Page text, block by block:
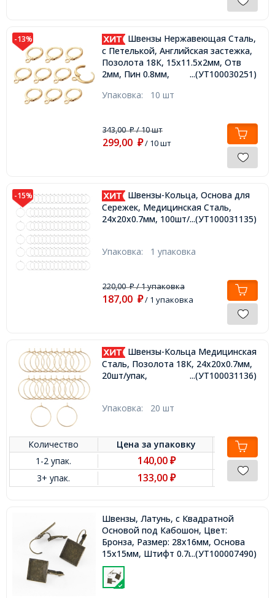
-13%
Швензы Нержавеющая Сталь,
c Петелькой, Английская застежка,
Позолота 18К, 15x11.5x2мм, Отв
2мм, Пин 0.8мм,
...(УТ100030251)
Упаковка: 10 шт
343,00₽/ 10 шт
299,00 ₽/ 10 шт
-15%
Швензы-Кольца, Основа для
Сережек, Медицинская Сталь,
24х20х0.7мм, 100шт/упаковка,
...(УТ100031135)
Упаковка: 1 упаковка
220,00₽/ 1 упаковка
187,00 ₽/ 1 упаковка
Швензы-Кольца Медицинская
Сталь, Позолота 18К, 24х20х0.7мм,
20шт/упак,
...(УТ100031136)
Упаковка: 20 шт
Количество Цена заупаковку
1-2 упак.
140,00 ₽
3+ упак. 133,00 ₽
Швензы, Латунь, c Квадратной
Основой под Кабошон, Цвет:
Бронза, Размер: 28х16мм, Основа
15х15мм, Штифт 0.7мм,...(УТ100007490)